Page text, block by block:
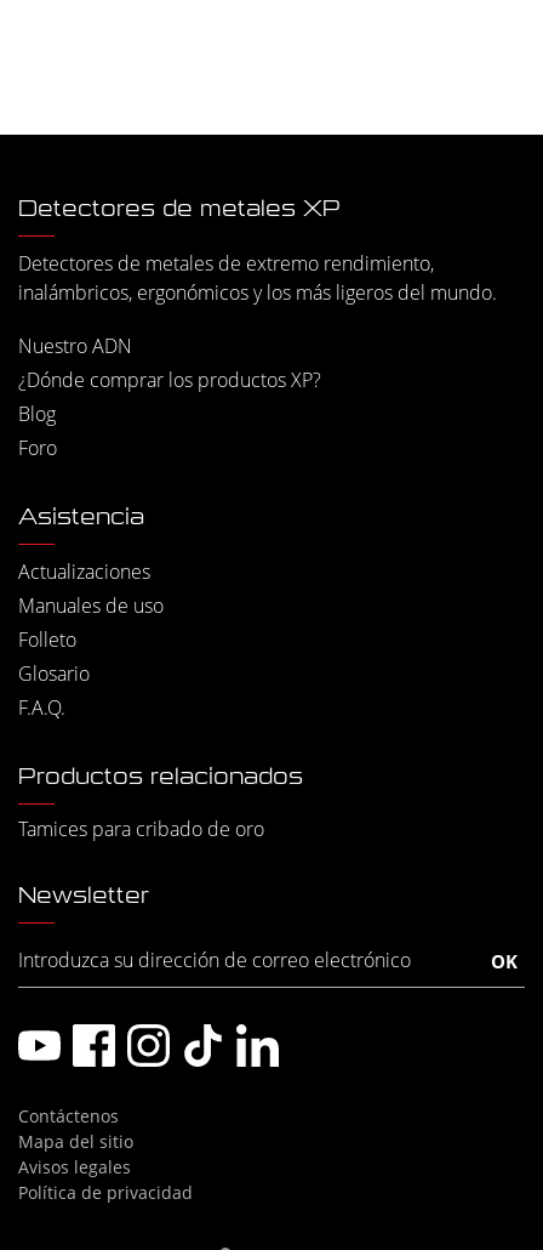
Detectores de metales XP
Detectores de metales de extremo rendimiento,
inalámbricos, ergonómicos y los más ligeros del mundo.
Nuestro ADN
¿Dónde comprar los productos XP?
Blog
Foro
Asistencia
Actualizaciones
Manuales de uso
Folleto
Glosario
F.A.Q.
Productos relacionados
Tamices para cribado de oro
Newsletter
Contáctenos
Mapa del sitio
Avisos legales
Política de privacidad